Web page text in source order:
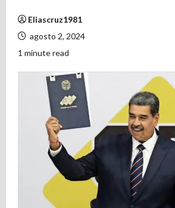
Eliascruz1981
agosto 2, 2024
1 minute read